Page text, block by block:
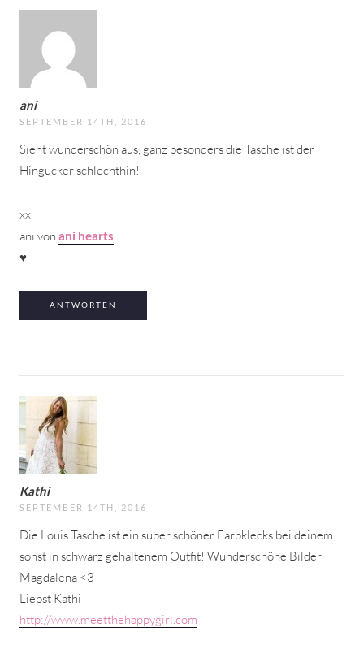
ani
SEPTEMBER 14TH, 2016
Sieht wunderschön aus, ganz besonders die Tasche ist der
Hingucker schlechthin!
xx
ani von ani hearts
♥
ANTWORTEN
Kathi
SEPTEMBER 14TH, 2016
Die Louis Tasche ist ein super schöner Farbklecks bei deinem
sonst in schwarz gehaltenem Outfit! Wunderschöne Bilder
Magdalena <3
Liebst Kathi
http://www.meetthehappygirl.com